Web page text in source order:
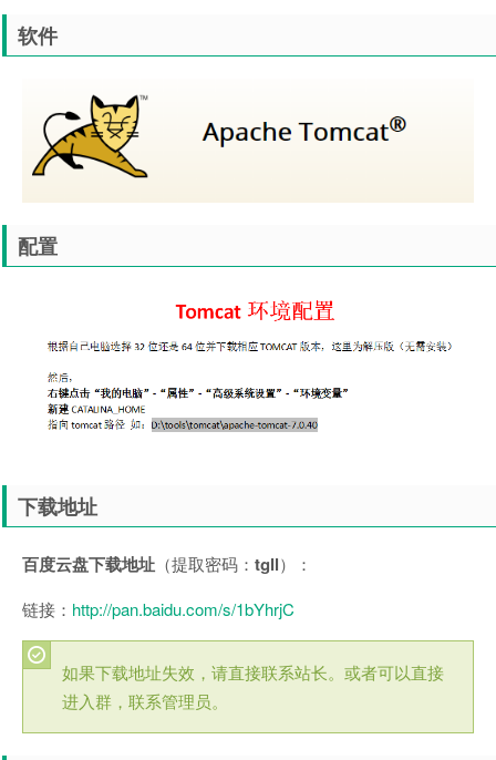
软件
配置
下载地址
百度云盘下载地址 （提取密码： tgll）：
链接： http://pan.baidu.com/s/1bYhrjC
如果下载地址失效，请直接联系站长。或者可以直接
进入群，联系管理员。